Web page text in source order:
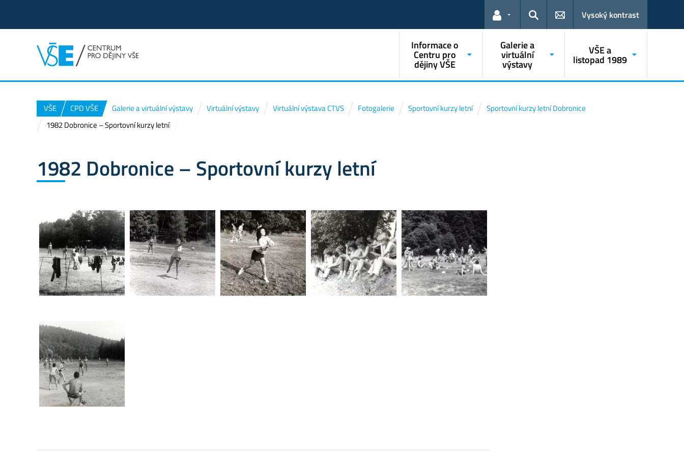
Odkazy pro uživatele
Hledat
Vysoký kontrast
Informace o
Centru pro
dějiny VŠE
Galerie a
virtuální
výstavy
VŠE a
listopad 1989
VŠE CPD VŠE Galerie a virtuální výstavy Virtuální výstavy Virtuální výstava CTVS Fotogalerie Sportovní kurzy letní
Sportovní kurzy letní Dobronice
1982 Dobronice – Sportovní kurzy letní
1982 Dobronice – Sportovní kurzy letní